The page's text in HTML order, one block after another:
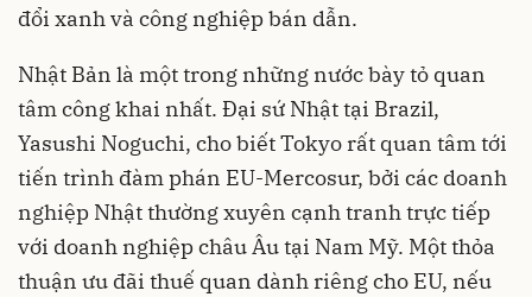
đổi xanh và công nghiệp bán dẫn.
Nhật Bản là một trong những nước bày tỏ quan
tâm công khai nhất. Đại sứ Nhật tại Brazil,
Yasushi Noguchi, cho biết Tokyo rất quan tâm tới
tiến trình đàm phán EU-Mercosur, bởi các doanh
nghiệp Nhật thường xuyên cạnh tranh trực tiếp
với doanh nghiệp châu Âu tại Nam Mỹ. Một thỏa
thuận ưu đãi thuế quan dành riêng cho EU, nếu